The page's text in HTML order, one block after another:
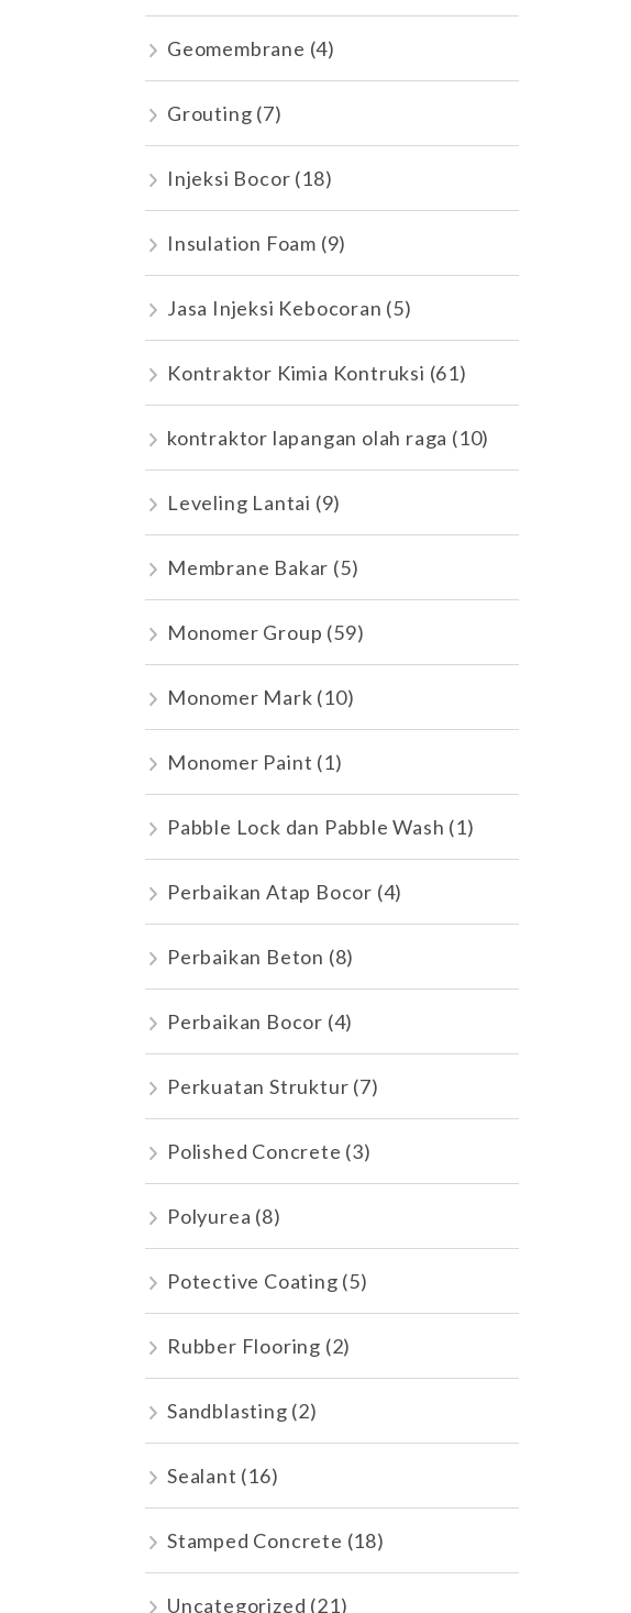
Geomembrane (4)
Grouting (7)
Injeksi Bocor (18)
Insulation Foam (9)
Jasa Injeksi Kebocoran (5)
Kontraktor Kimia Kontruksi (61)
kontraktor lapangan olah raga (10)
Leveling Lantai (9)
Membrane Bakar (5)
Monomer Group (59)
Monomer Mark (10)
Monomer Paint (1)
Pabble Lock dan Pabble Wash (1)
Perbaikan Atap Bocor (4)
Perbaikan Beton (8)
Perbaikan Bocor (4)
Perkuatan Struktur (7)
Polished Concrete (3)
Polyurea (8)
Potective Coating (5)
Rubber Flooring (2)
Sandblasting (2)
Sealant (16)
Stamped Concrete (18)
Uncategorized (21)